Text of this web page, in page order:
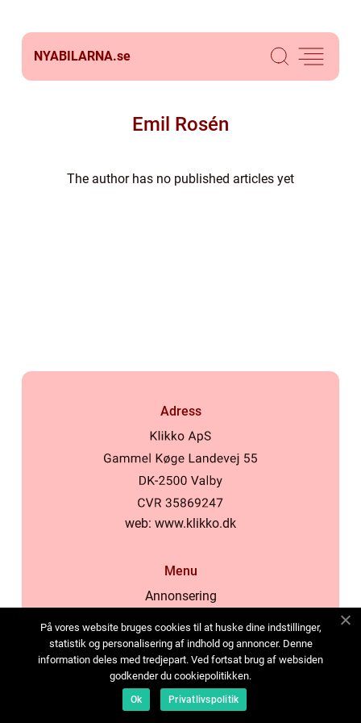
NYABILARNA.se
Emil Rosén
The author has no published articles yet
Adress
web: www.klikko.dk
Menu
Annonsering
Cookies
Kontakta oss
Sitemap
På vores website bruges cookies til at huske dine indstillinger,
statistik og personalisering af indhold og annoncer. Denne
information deles med tredjepart. Ved fortsat brug af websiden
godkender du cookiepolitikken.
Ok Privatlivspolitik